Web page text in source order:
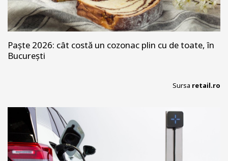
Paște 2026: cât costă un cozonac plin cu de toate, în
București
Sursa retail.ro